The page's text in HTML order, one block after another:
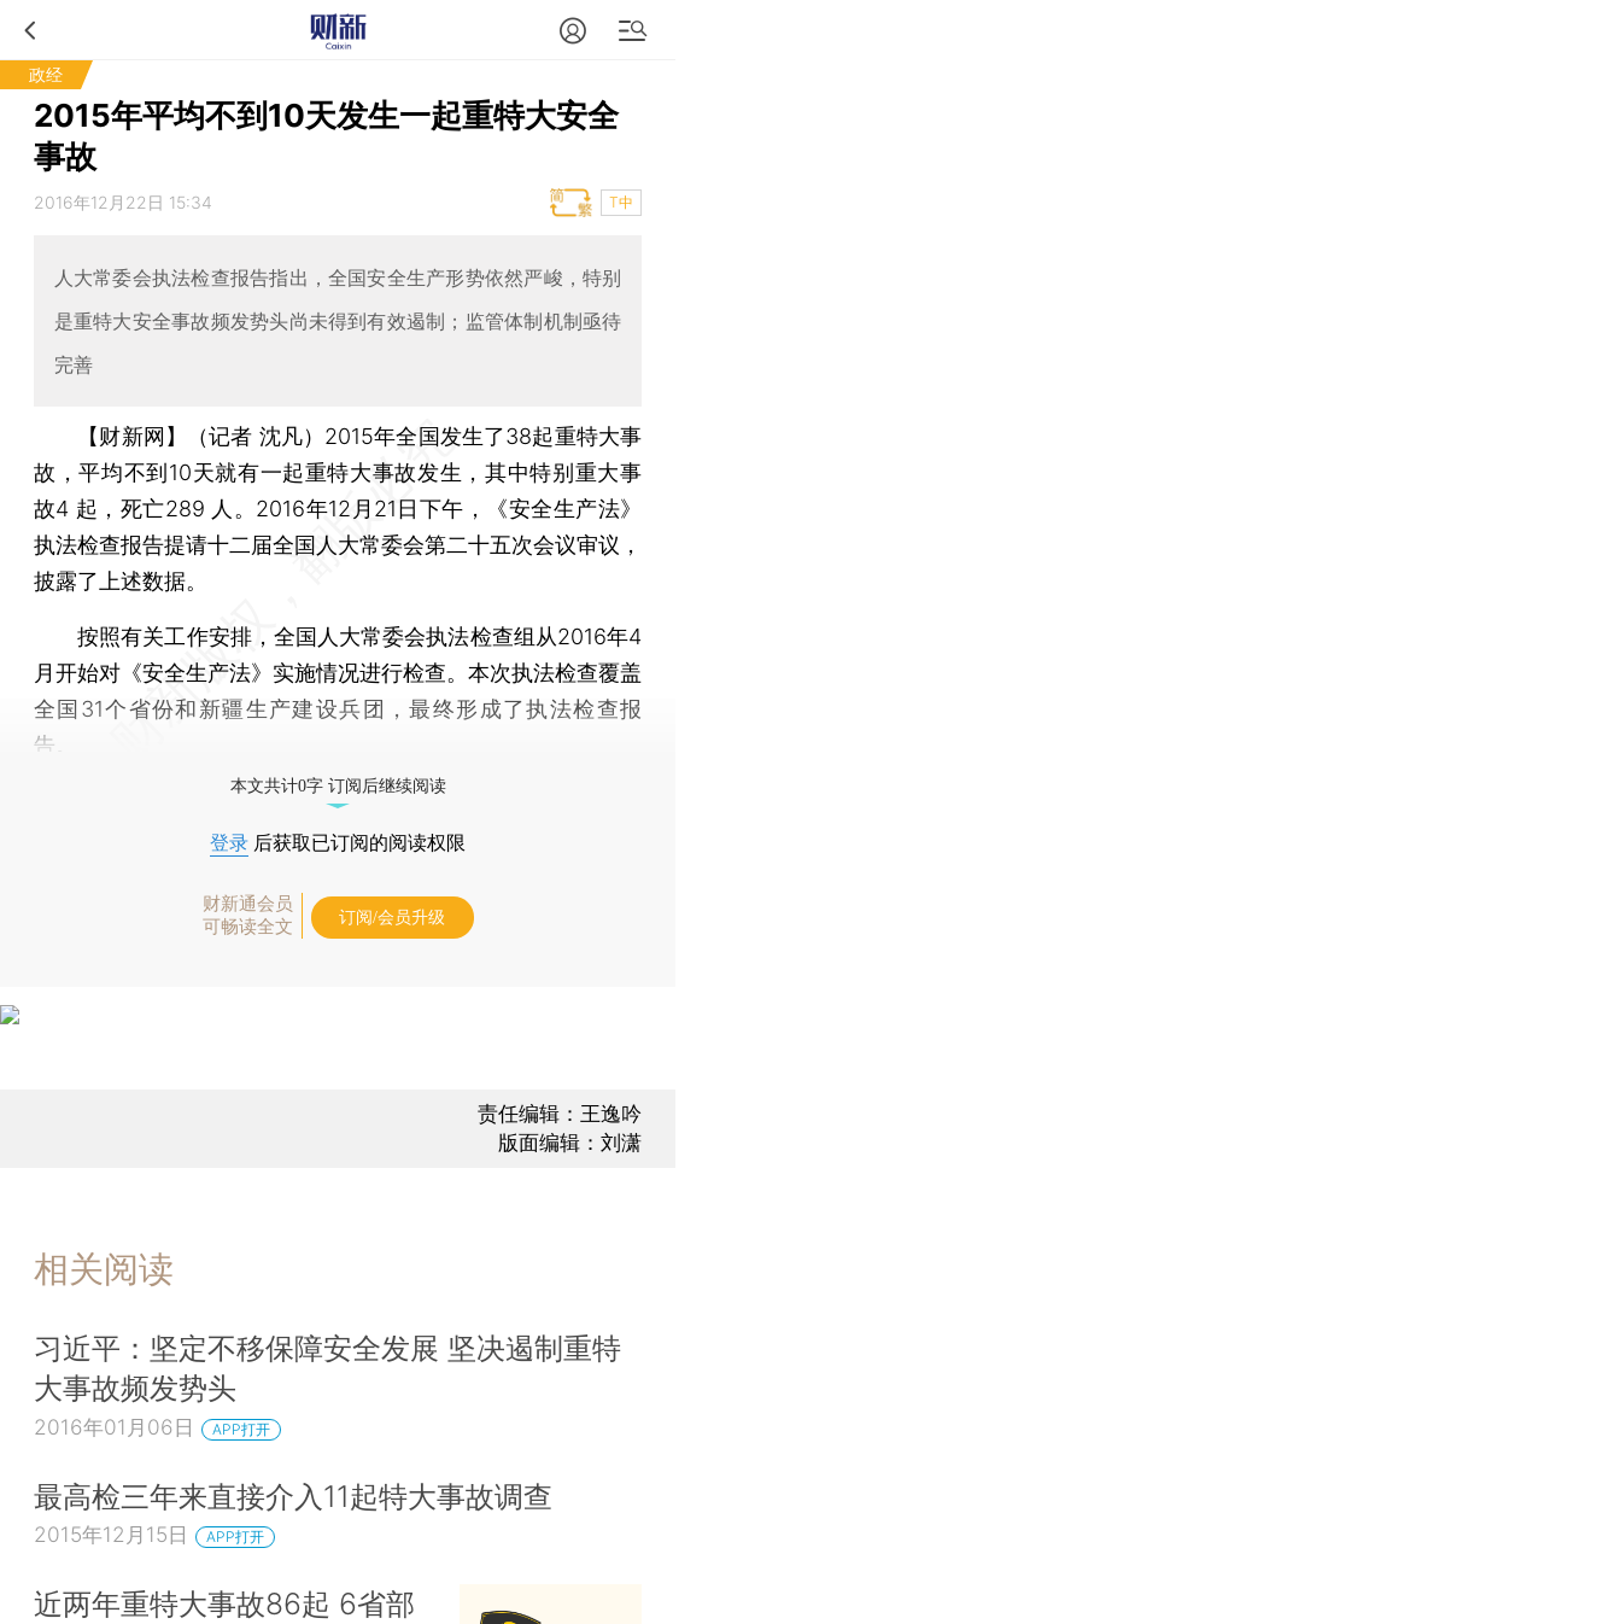
政经
2015年平均不到10天发生一起重特大安全
事故
2016年12月22日 15:34 T中
人大常委会执法检查报告指出，全国安全生产形势依然严峻，特别
是重特大安全事故频发势头尚未得到有效遏制；监管体制机制亟待
完善
【财新网】（记者 沈凡） 2015年全国发生了38起重特大事
故，平均不到10天就有一起重特大事故发生，其中特别重大事
故4 起，死亡289 人。2016年12月21日下午，《安全生产法》
执法检查报告提请十二届全国人大常委会第二十五次会议审议，
披露了上述数据。
按照有关工作安排，全国人大常委会执法检查组从2016年4
月开始对《安全生产法》实施情况进行检查。本次执法检查覆盖
全国31个省份和新疆生产建设兵团，最终形成了执法检查报
告。
本文共计0字 订阅后继续阅读
登录 后获取已订阅的阅读权限
财新通会员
可畅读全文
订阅/会员升级
责任编辑：王逸吟
版面编辑：刘潇
相关阅读
习近平：坚定不移保障安全发展 坚决遏制重特
大事故频发势头
2016年01月06日 APP打开
最高检三年来直接介入11起特大事故调查
2015年12月15日 APP打开
近两年重特大事故86起 6省部